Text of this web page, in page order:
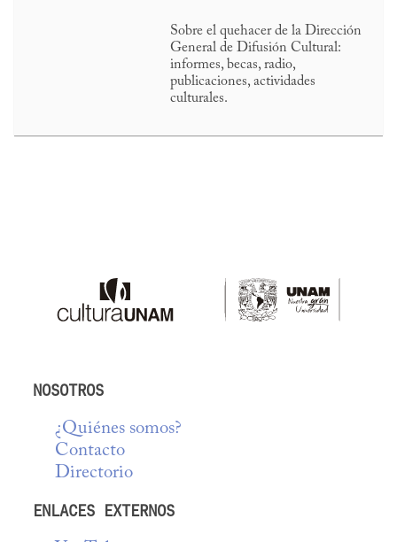
Sobre el quehacer de la Dirección
General de Difusión Cultural:
informes, becas, radio,
publicaciones, actividades
culturales.
NOSOTROS
¿Quiénes somos?
Contacto
Directorio
ENLACES EXTERNOS